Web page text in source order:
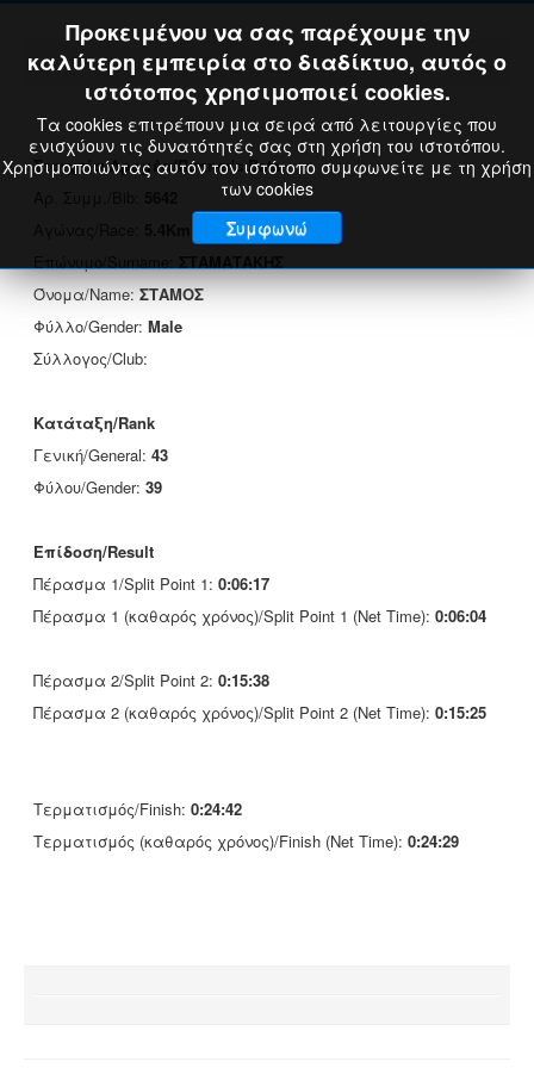
Στοιχεία Δρομέα/Runner's Data
Όνομα/Name:ΣΤΑΜΟΣ
Φύλλο/Gender: Male
Σύλλογος/Club:
Κατάταξη/Rank
Γενική/General: 43
Φύλου/Gender: 39
Επίδοση/Result
Πέρασμα 1/Split Point 1: 0:06:17
Πέρασμα 1 (καθαρός χρόνος)/Split Point 1 (Net Time): 0:06:04
Πέρασμα 2/Split Point 2: 0:15:38
Πέρασμα 2 (καθαρός χρόνος)/Split Point 2 (Net Time): 0:15:25
Τερματισμός/Finish: 0:24:42
Τερματισμός (καθαρός χρόνος)/Finish (Net Time): 0:24:29
Προκειμένου να σας παρέχουμε την
καλύτερη εμπειρία στο διαδίκτυο, αυτός ο
ιστότοπος χρησιμοποιεί cookies.
Τα cookies επιτρέπουν μια σειρά από λειτουργίες που
ενισχύουν τις δυνατότητές σας στη χρήση του ιστοτόπου.
Χρησιμοποιώντας αυτόν τον ιστότοπο συμφωνείτε με τη χρήση
των cookies
Συμφωνώ